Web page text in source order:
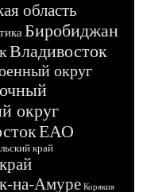
область
Биробиджан
Владивосток
округ
округ
ЕАО
край
на-Амуре Корякия